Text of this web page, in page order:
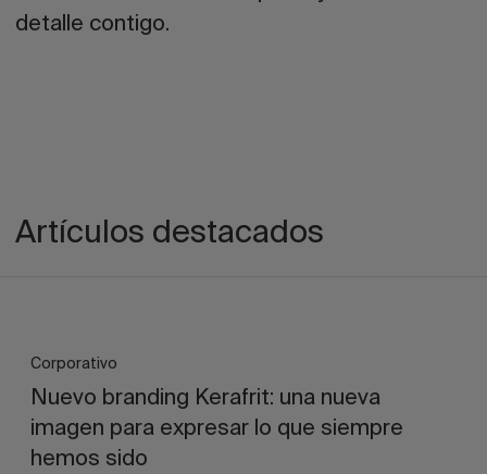
detalle contigo.
Artículos destacados
Corporativo
Nuevo branding Kerafrit: una nueva
imagen para expresar lo que siempre
hemos sido